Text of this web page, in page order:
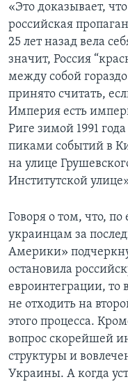
«Это доказывает,
российская
25 лет назад вела
значит, Россия
между собой
принято считать,
Империя есть
Риге зимой 1991
пиками событий в
на улице
Институтской
Говоря о том, что,
украинцам за
Америки»
остановила
евроинтеграции, то
не отходить на
этого процесса.
вопрос скорейшей
структуры и
Украины. А когда